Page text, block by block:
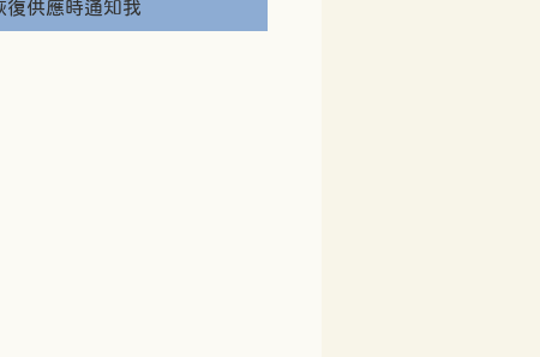
復供應時通知我